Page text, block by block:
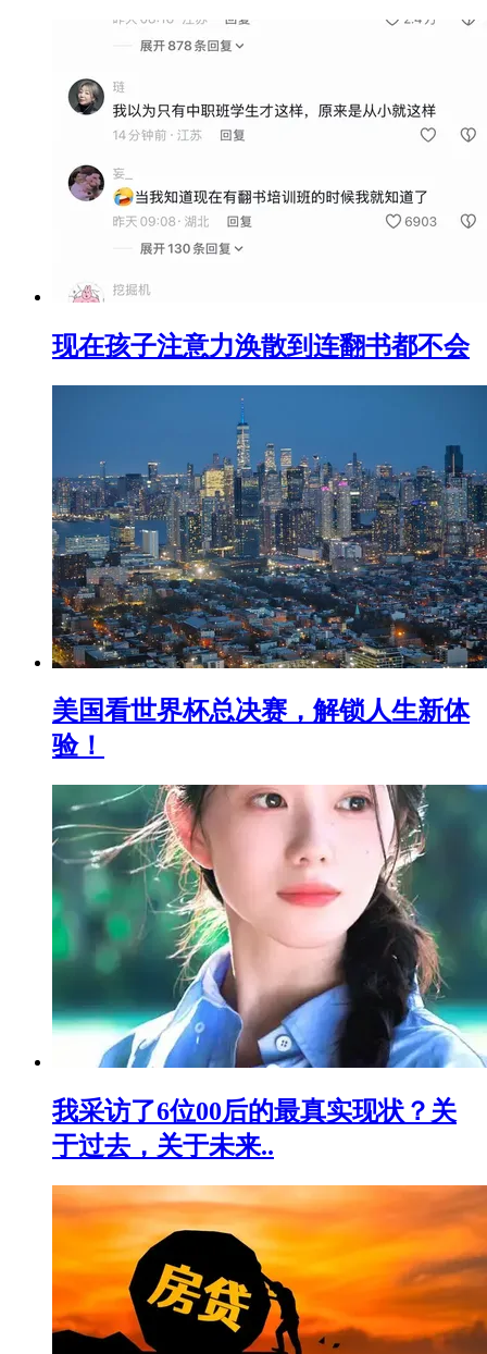
现在孩子注意力涣散到连翻书都不会
美国看世界杯总决赛，解锁人生新体
验！
我采访了6位00后的最真实现状？关
于过去，关于未来..